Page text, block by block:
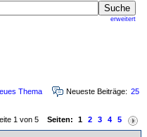
erweitert
Thema Neueste Beiträge: 25
1 von 5 Seiten: 1 2 3 4 5